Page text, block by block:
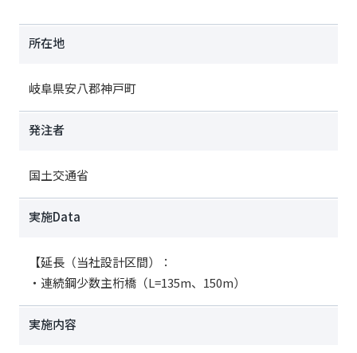
所在地
岐阜県安八郡神戸町
発注者
国土交通省
実施Data
【延長（当社設計区間）：
・連続鋼少数主桁橋（L=135m、150m）
実施内容